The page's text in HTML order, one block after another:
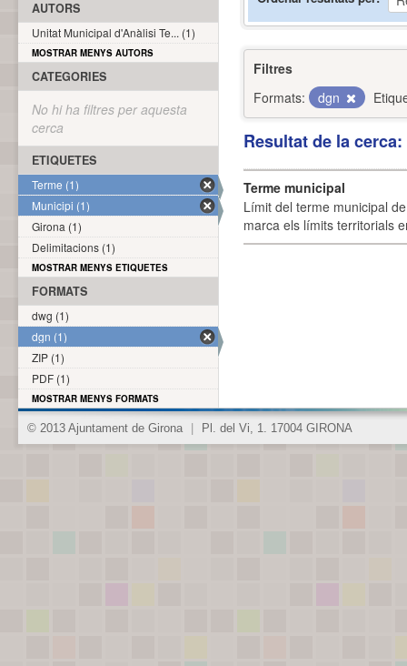
Filtres
Formats:
dgn
Resultat de la
Terme municipal
Límit del terme municipal
marca els límits territorials
AUTORS
Unitat Municipal d'Anàlisi Te... (1)
MOSTRAR MENYS AUTORS
CATEGORIES
No hi ha filtres per aquesta
cerca
ETIQUETES
Terme (1)
Municipi (1)
Girona (1)
Delimitacions (1)
MOSTRAR MENYS ETIQUETES
FORMATS
dwg (1)
dgn (1)
ZIP (1)
PDF (1)
MOSTRAR MENYS FORMATS
© 2013 Ajuntament de Girona Pl. del Vi, 1. 17004 GIRONA